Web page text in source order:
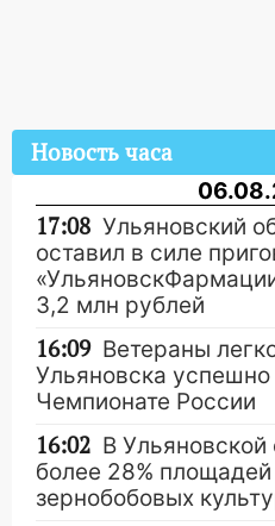
Новость часа
17:08 Ульяновский
оставил в силе
3,2 млн рублей
16:09 Ветераны
Ульяновска
Чемпионате России
16:02 В Ульяновской
более 28%
зернобобовых